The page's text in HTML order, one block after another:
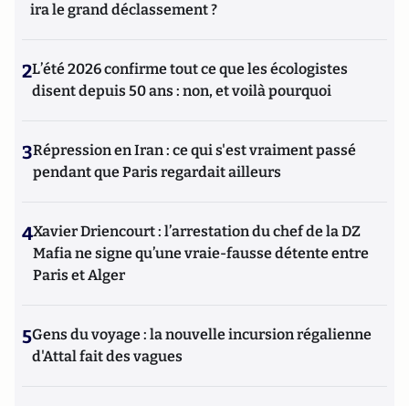
ira le grand déclassement ?
2L’été 2026 confirme tout ce que les écologistes
disent depuis 50 ans : non, et voilà pourquoi
3Répression en Iran : ce qui s'est vraiment passé
pendant que Paris regardait ailleurs
4Xavier Driencourt : l’arrestation du chef de la DZ
Mafia ne signe qu’une vraie-fausse détente entre
Paris et Alger
5Gens du voyage : la nouvelle incursion régalienne
d'Attal fait des vagues